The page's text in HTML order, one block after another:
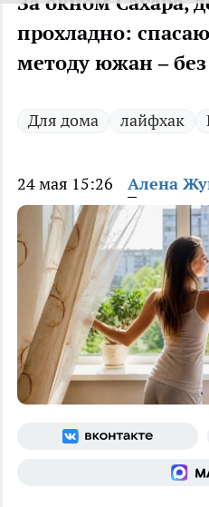
прохладно:
методу южан –
Для дома лайфхак
24 мая 15:26 Алена